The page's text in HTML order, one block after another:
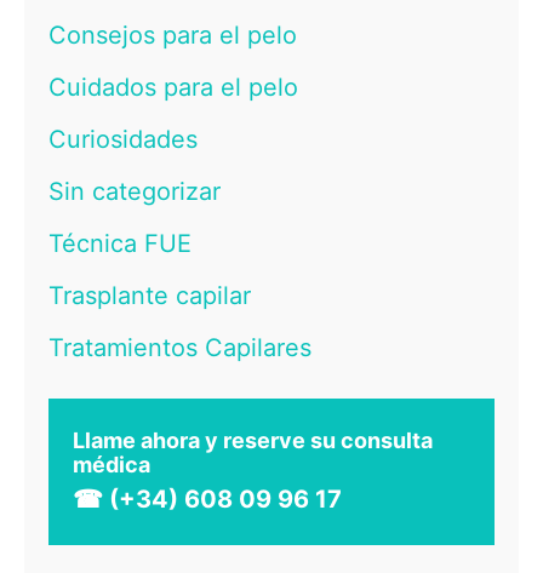
Consejos para el pelo
Cuidados para el pelo
Curiosidades
Sin categorizar
Técnica FUE
Trasplante capilar
Tratamientos Capilares
Llame ahora y reserve su consulta
médica
☎ (+34) 608 09 96 17